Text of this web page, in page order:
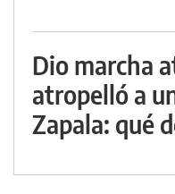
Dio marcha
atropelló a
Zapala: qué